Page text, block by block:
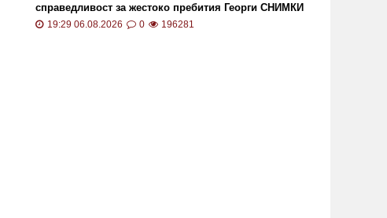
справедливост за жестоко пребития Георги СНИМКИ
и ВИДЕО
19:29 06.08.2026 0 196281